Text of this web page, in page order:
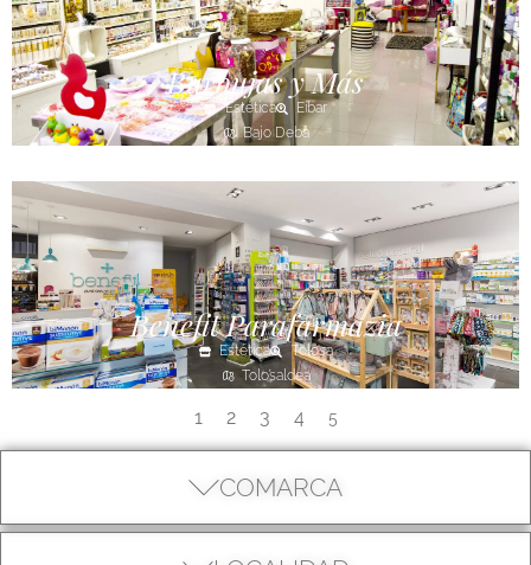
COMARCA
Burbujas y Más
Estética
Eibar
Bajo Deba
Benefit Parafarmazia
Estética
Tolosa
Tolosaldea
1 2 3 4 5